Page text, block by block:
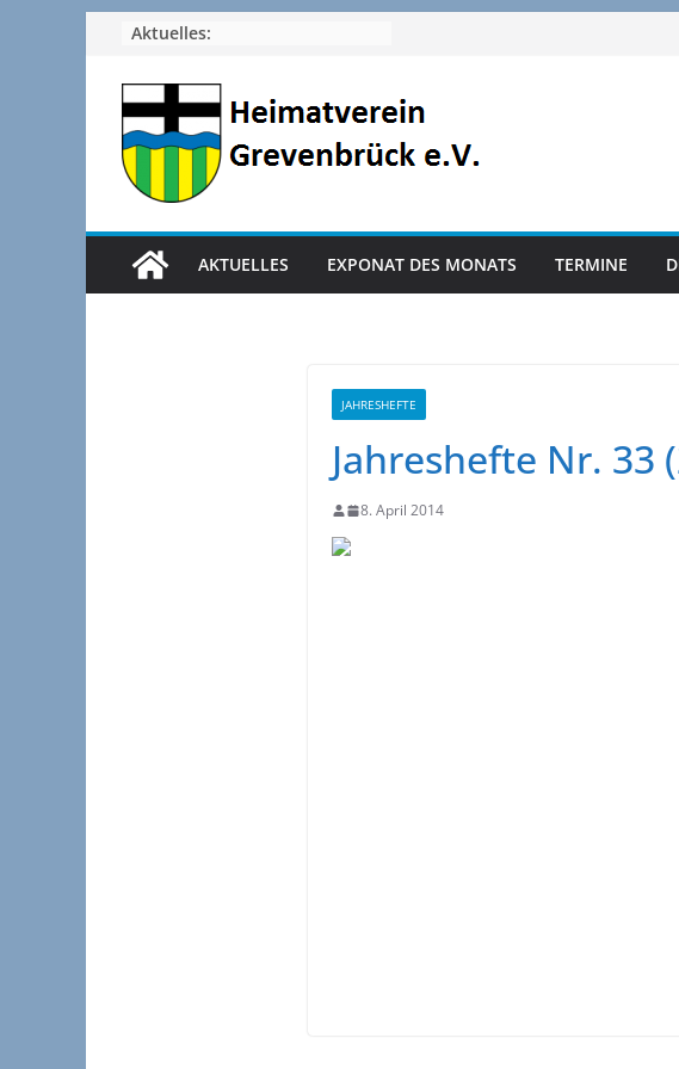
springen
Aktuelles:
AKTUELLES EXPONAT DES MONATS TERMINE
JAHRESHEFTE
Jahreshefte Nr. 33
8. April 2014